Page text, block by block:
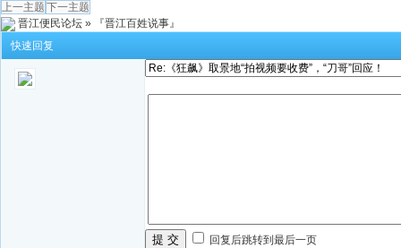
上一主题 下一主题
晋江便民论坛 »
『晋江百姓说事』
快速回复
提 交 回复后跳转到最后一页